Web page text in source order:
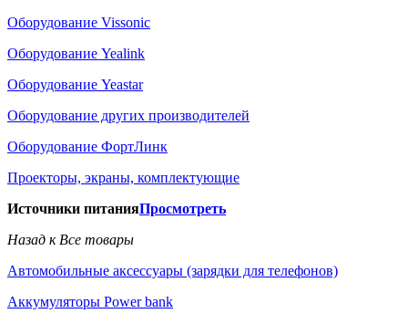
Оборудование Vissonic
Оборудование Yealink
Оборудование Yeastar
Оборудование других производителей
Оборудование ФортЛинк
Проекторы, экраны, комплектующие
Источники питанияПросмотреть
Назад к Все товары
Автомобильные аксессуары (зарядки для телефонов)
Аккумуляторы Power bank